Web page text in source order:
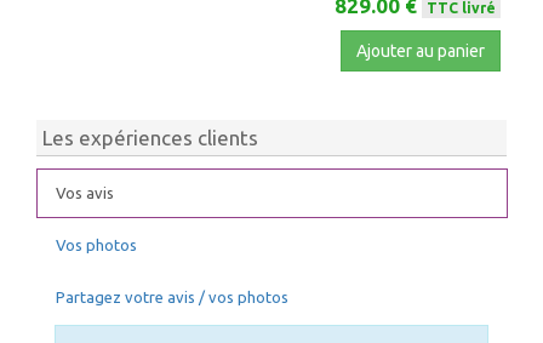
829.00 € TTC livré
Ajouter au panier
Les expériences clients
Vos avis
Vos photos
Partagez votre avis / vos photos